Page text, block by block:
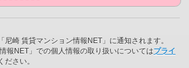
尼崎 賃貸マンション情報NET」に通知されます。
報NET」での個人情報の取り扱いについてはプライ
ださい。